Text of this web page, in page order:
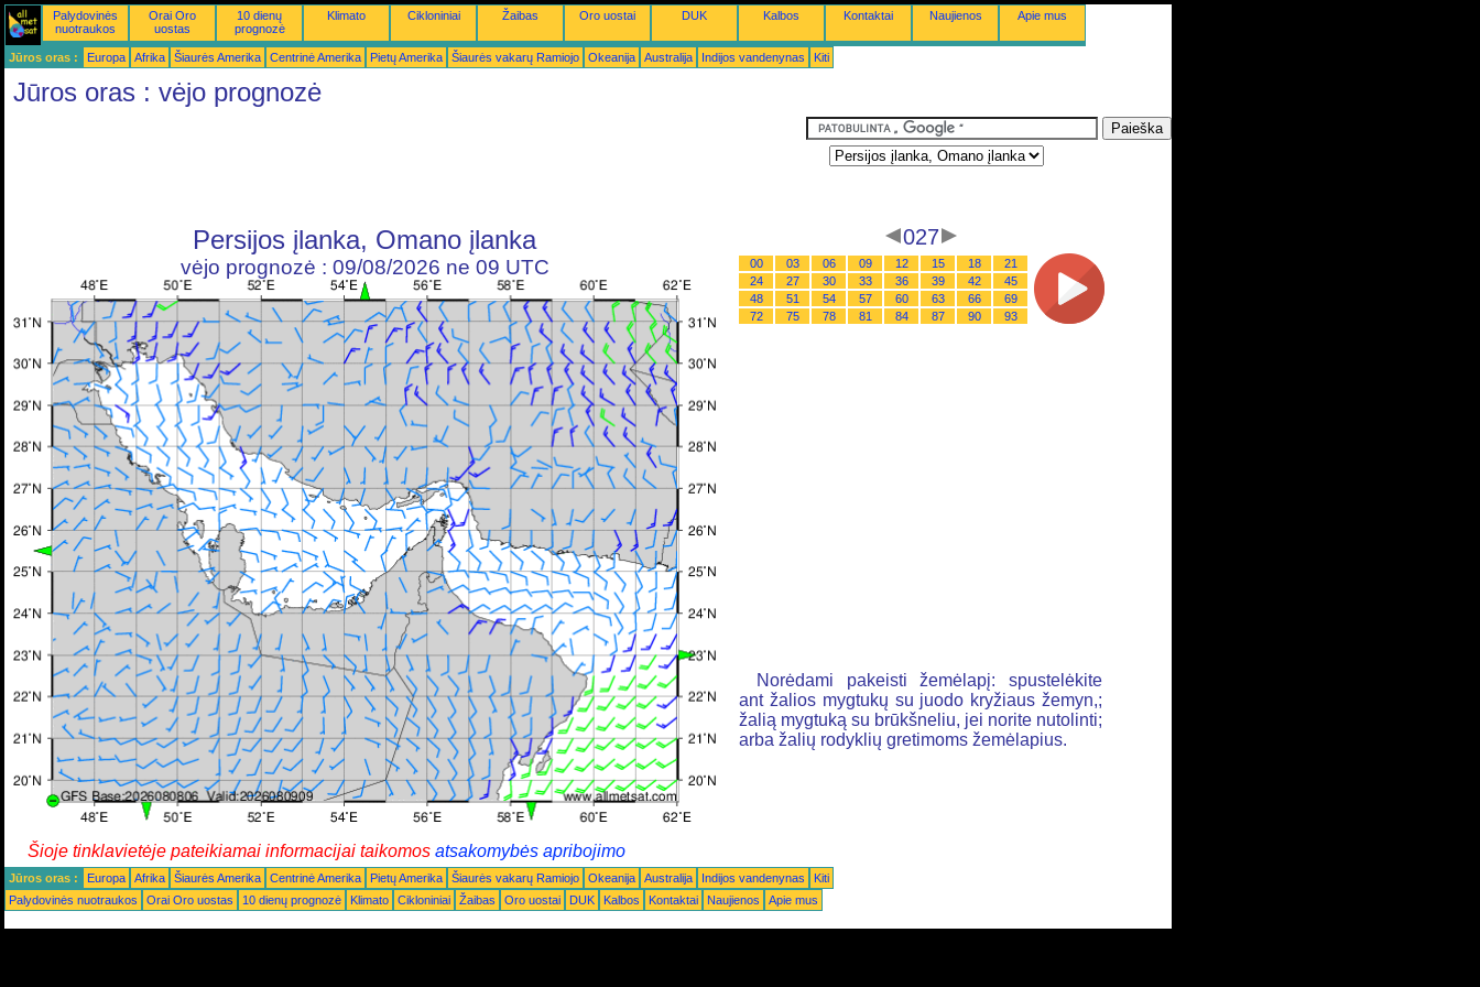
Palydovinės
nuotraukos
Orai Oro
uostas
10 dienų
prognozė
Klimato Cikloniniai Žaibas Oro uostai DUK Kalbos Kontaktai Naujienos Apie mus
Jūros oras : Europa Afrika Šiaurės Amerika Centrinė Amerika Pietų Amerika Šiaurės vakarų Ramiojo Okeanija Australija Indijos vandenynas Kiti
Jūros oras : vėjo prognozė
Persijos įlanka, Omano įlanka
vėjo prognozė : 09/08/2026 ne 09 UTC
027
00 03 06 09 12 15 18
21
24
27 30 33 36 39 42
45
48
51 54 57 60 63 66
69
72
75 78 81 84 87 90 93
Norėdami pakeisti žemėlapį: spustelėkite
ant žalios mygtukų su juodo kryžiaus žemyn,;
žalią mygtuką su brūkšneliu, jei norite nutolinti;
arba žalių rodyklių gretimoms žemėlapius.
Šioje tinklavietėje pateikiamai informacijai taikomos atsakomybės apribojimo
Jūros oras : Europa Afrika Šiaurės Amerika Centrinė Amerika Pietų Amerika Šiaurės vakarų Ramiojo Okeanija Australija Indijos vandenynas
Kiti
Palydovinės nuotraukos
Orai Oro uostas 10 dienų prognozė Klimato Cikloniniai Žaibas Oro uostai DUK Kalbos Kontaktai Naujienos Apie mus